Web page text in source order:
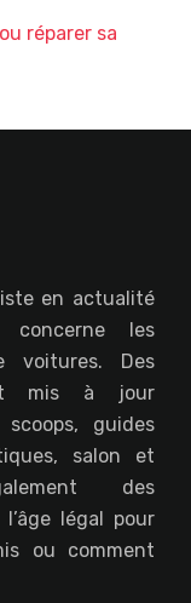
réparer sa
en actualité
les
voitures. Des
mis à jour
guides
salon et
des
légal pour
ou comment